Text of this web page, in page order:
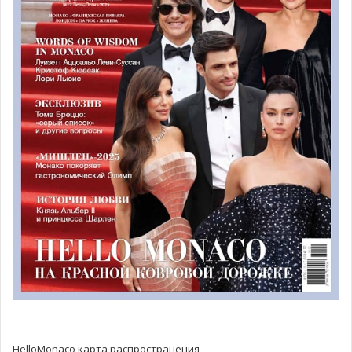
(Mercedes) стал третьим.
Пожалуй, именно этот заезд стал самым волнительным
и напряженным заездом сезона. Особенно тяжело гонка
далась команде Ferrari. Старт со второй позиции задал
динамику заезда: Леклер рвался вперёд, чтобы
обогнать своего оппонента из команды Red Bull. На
протяжении всей гонки Шарль Леклер контролировал
ситуацию, демонстрируя хороший темп, однако на
последних кругах гонки пилот пожаловался по радио на
педаль акселератора. В этот момент команда не смогла
прийти на помощь гонщику. Главный соперник
монегаска Макс Ферстаппен уже следовал по пятам. В
этот момент ошибка была просто недопустима.
HelloMonaco карта распространения